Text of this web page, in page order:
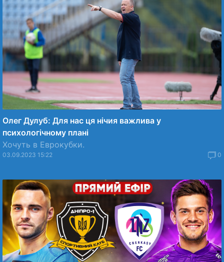
Олег Дулуб: Для нас ця нічия важлива у
психологічному плані
Хочуть в Еврокубки.
03.09.2023 15:22 0